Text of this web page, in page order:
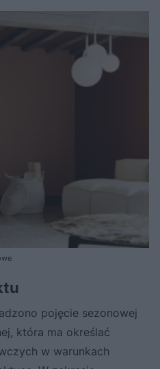
pojęcie sezonowej
która ma określać
w warunkach